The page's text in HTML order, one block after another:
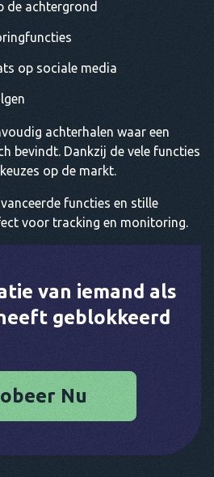
de achtergrond
op sociale media
achterhalen waar een
bevindt. Dankzij de vele functies
op de markt.
functies en stille
voor tracking en monitoring.
van iemand als
geblokkeerd
Nu